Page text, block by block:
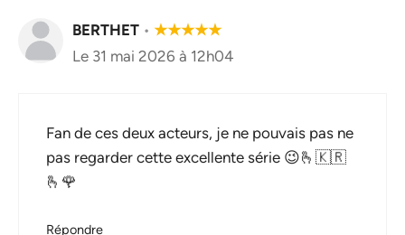
BERTHET • ★★★★★
Le 31 mai 2026 à 12h04
Fan de ces deux acteurs, je ne pouvais pas ne
pas regarder cette excellente série 😉🫰🇰🇷
🫰🌹
Répondre